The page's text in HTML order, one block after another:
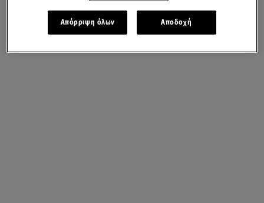
Απόρριψη όλων Αποδοχή